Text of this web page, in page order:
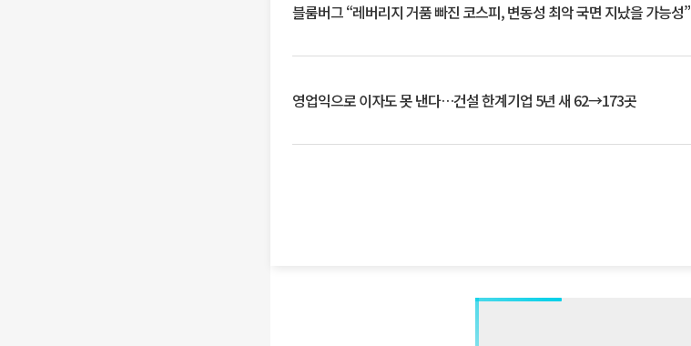
블룸버그 “레버리지 거품 빠진 코스피, 변동성 최악 국면 지났을 가능성”
영업익으로 이자도 못 낸다…건설 한계기업 5년 새 62→173곳